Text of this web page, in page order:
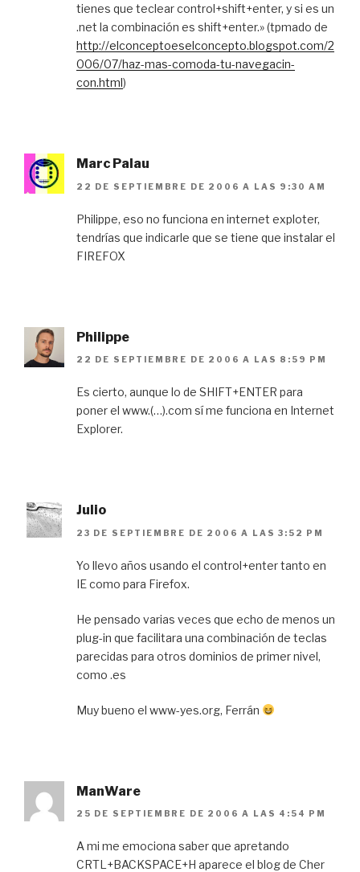
tienes que teclear control+shift+enter, y si es un
.net la combinación es shift+enter.» (tpmado de
http://elconceptoeselconcepto.blogspot.com/2
006/07/haz-mas-comoda-tu-navegacin-
con.html)
Marc Palau
22 DE SEPTIEMBRE DE 2006 A LAS 9:30 AM
Philippe, eso no funciona en internet exploter,
tendrías que indicarle que se tiene que instalar el
FIREFOX
Philippe
22 DE SEPTIEMBRE DE 2006 A LAS 8:59 PM
Es cierto, aunque lo de SHIFT+ENTER para
poner el www.(…).com sí me funciona en Internet
Explorer.
Julio
23 DE SEPTIEMBRE DE 2006 A LAS 3:52 PM
Yo llevo años usando el control+enter tanto en
IE como para Firefox.
He pensado varias veces que echo de menos un
plug-in que facilitara una combinación de teclas
parecidas para otros dominios de primer nivel,
como .es
Muy bueno el www-yes.org, Ferrán
ManWare
25 DE SEPTIEMBRE DE 2006 A LAS 4:54 PM
A mi me emociona saber que apretando
CRTL+BACKSPACE+H aparece el blog de Cher